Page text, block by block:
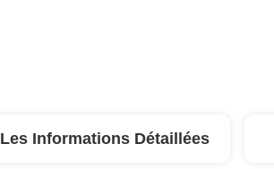
Les Informations Détaillées